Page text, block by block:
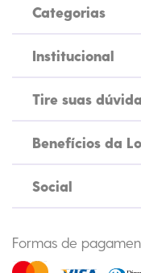
Categorias
Institucional
Tire suas
Benefícios da
Social
Formas de